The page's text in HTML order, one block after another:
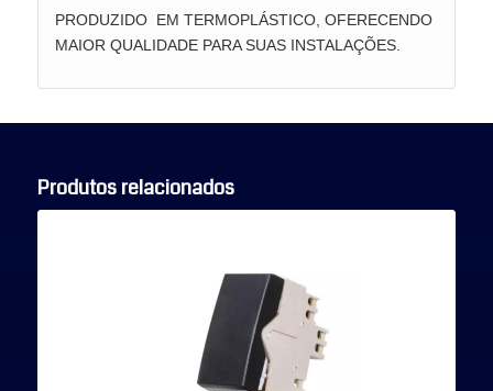
PRODUZIDO EM TERMOPLÁSTICO, OFERECENDO
MAIOR QUALIDADE PARA SUAS INSTALAÇÕES.
Produtos relacionados